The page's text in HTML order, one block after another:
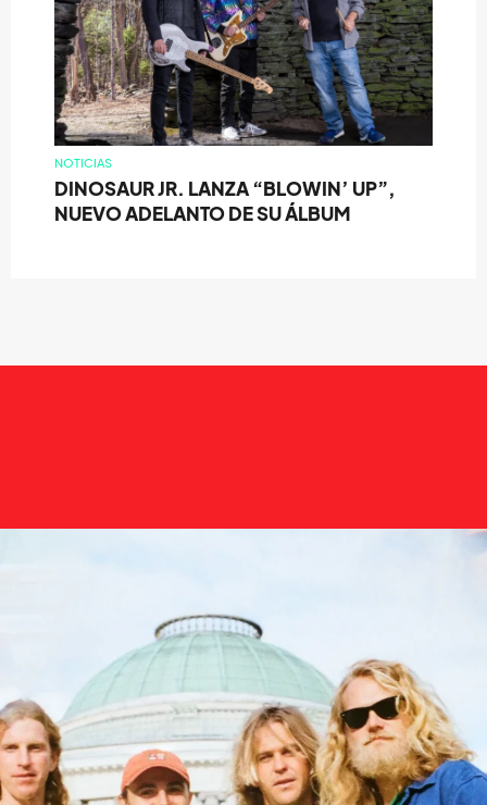
NOTICIAS
DINOSAUR JR. LANZA “BLOWIN’ UP”,
NUEVO ADELANTO DE SU ÁLBUM